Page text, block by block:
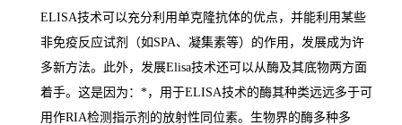
ELISA技术可以充分利用单克隆抗体的优点，并能利用某些
非免疫反应试剂（如 SPA、凝集素等）的作用，发展成为许
多新方法。此外，发展Elisa技术还可以从酶及其底物两方面
着手。这是因为： *，用于ELISA技术的酶其种类远远多于可
用作RIA检测指示剂的放射性同位素。生物界的酶多种多